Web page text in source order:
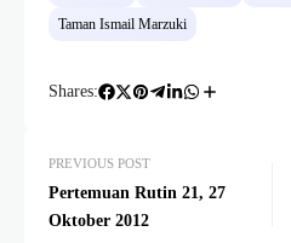
Taman Ismail Marzuki
Shares:
PREVIOUS POST
Pertemuan Rutin 21, 27
Oktober 2012